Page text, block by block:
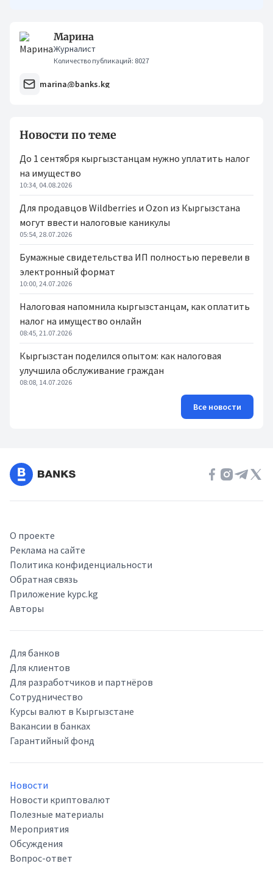
Марина
Журналист
Количество публикаций: 8027
marina@banks.kg
Новости по теме
До 1 сентября кыргызстанцам нужно уплатить налог
на имущество
10:34, 04.08.2026
Для продавцов Wildberries и Ozon из Кыргызстана
могут ввести налоговые каникулы
05:54, 28.07.2026
Бумажные свидетельства ИП полностью перевели в
электронный формат
10:00, 24.07.2026
Налоговая напомнила кыргызстанцам, как оплатить
налог на имущество онлайн
08:45, 21.07.2026
Кыргызстан поделился опытом: как налоговая
улучшила обслуживание граждан
08:08, 14.07.2026
Все новости
О проекте
Реклама на сайте
Политика конфиденциальности
Обратная связь
Приложение kypc.kg
Авторы
Для банков
Для клиентов
Для разработчиков и партнёров
Сотрудничество
Курсы валют в Кыргызстане
Вакансии в банках
Гарантийный фонд
Новости
Новости криптовалют
Полезные материалы
Мероприятия
Обсуждения
Вопрос-ответ